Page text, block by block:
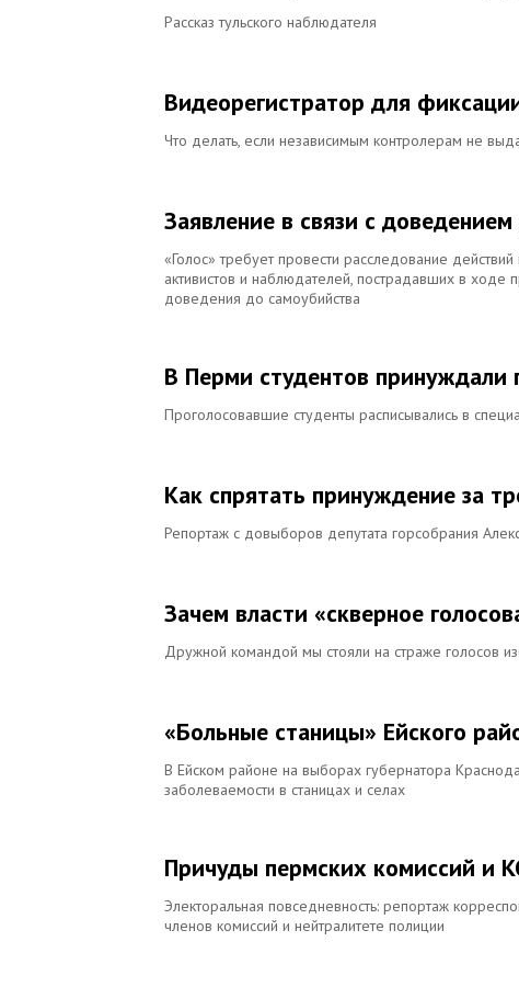
Рассказ тульского наблюдателя
Видеорегистратор для
Что делать, если независимым контролерам не
Заявление в связи с
«Голос» требует провести расследование
активистов и наблюдателей, пострадавших в
доведения до самоубийства
В Перми студентов принуждали
Проголосовавшие студенты расписывались в
Как спрятать принуждение за
Репортаж с довыборов депутата горсобрания
Зачем власти «скверное
Дружной командой мы стояли на страже голосов
«Больные станицы» Ейского
В Ейском районе на выборах губернатора
заболеваемости в станицах и селах
Причуды пермских комиссий и
Электоральная повседневность: репортаж
членов комиссий и нейтралитете полиции